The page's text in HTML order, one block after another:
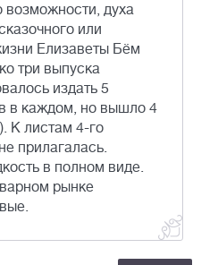
возможности, духа
или
Елизаветы Бём
три выпуска
издать 5
в каждом, но вышло 4
К листам 4-го
прилагалась.
в полном виде.
рынке